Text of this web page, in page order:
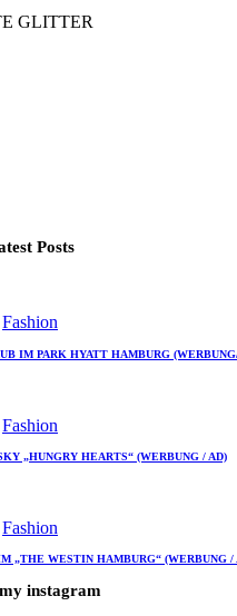
GLITTER
Posts
Fashion
IM PARK HYATT HAMBURG
Fashion
„HUNGRY HEARTS“ (WERBUNG / AD)
Fashion
„THE WESTIN HAMBURG“ (WERBUNG /
instagram